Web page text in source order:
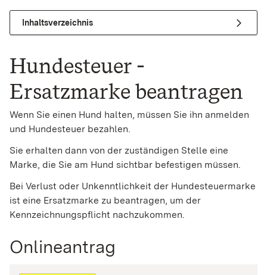
Inhaltsverzeichnis
Hundesteuer -
Ersatzmarke beantragen
Wenn Sie einen Hund halten, müssen Sie ihn anmelden
und Hundesteuer bezahlen.
Sie erhalten dann von der zuständigen Stelle eine
Marke, die Sie am Hund sichtbar befestigen müssen.
Bei Verlust oder Unkenntlichkeit der Hundesteuermarke
ist eine Ersatzmarke zu beantragen, um der
Kennzeichnungspflicht nachzukommen.
Onlineantrag